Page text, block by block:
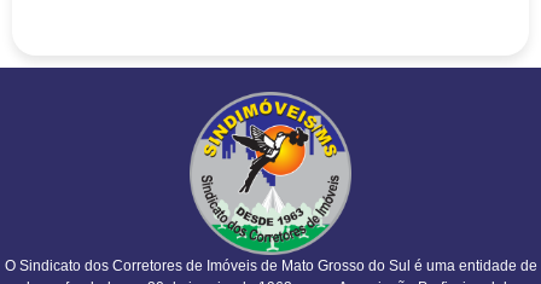
O Sindicato dos Corretores de Imóveis de Mato Grosso do Sul é uma entidade de